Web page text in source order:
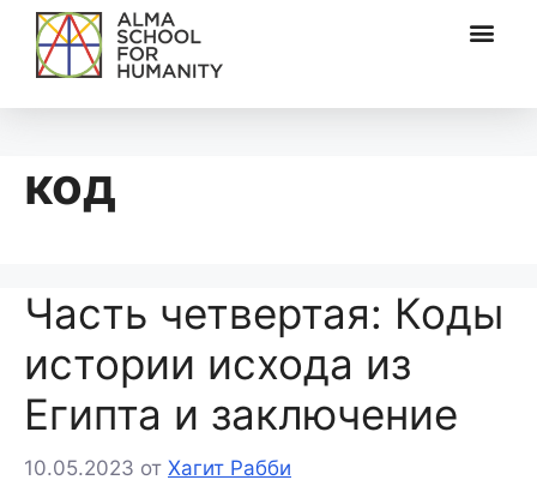
код
Часть четвертая: Коды
истории исхода из
Египта и заключение
10.05.2023 от Хагит Рабби